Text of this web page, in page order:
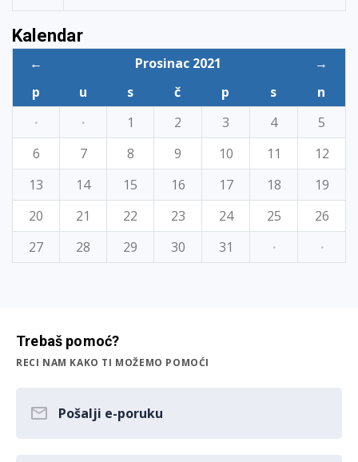
Kalendar
← Prosinac 2021
→
p
u s č p s
n
·
· 1 2 3 4
5
6
7 8 9 10 11
12
13
14 15 16 17 18
19
20
21 22 23 24 25
26
27
28 29 30 31 · ·
Trebaš pomoć?
RECI NAM KAKO TI MOŽEMO POMOĆI
Pošalji e-poruku